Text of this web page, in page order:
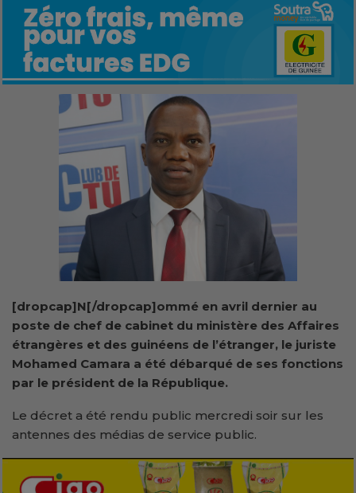
[dropcap]N[/dropcap]ommé en avril dernier au
poste de chef de cabinet du ministère des Affaires
étrangères et des guinéens de l’étranger, le juriste
Mohamed Camara a été débarqué de ses fonctions
par le président de la République.
Le décret a été rendu public mercredi soir sur les
antennes des médias de service public.